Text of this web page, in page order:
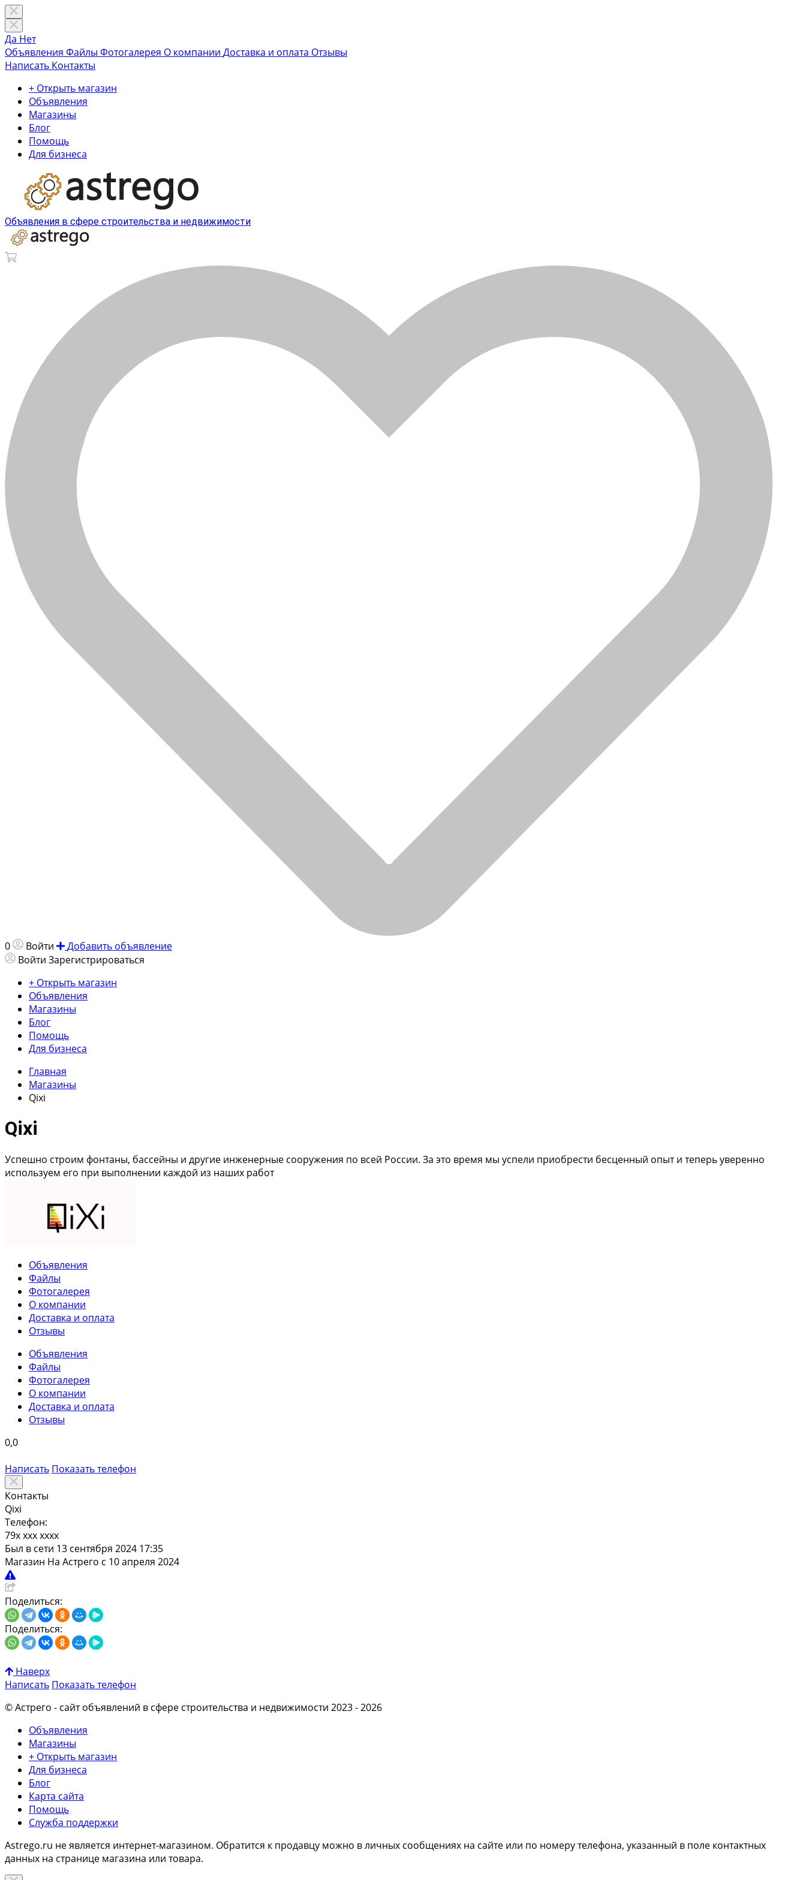
Да Нет
Объявления Файлы Фотогалерея О компании Доставка и оплата Отзывы
Написать Контакты
+ Открыть магазин
Объявления
Магазины
Блог
Помощь
Для бизнеса
Объявления в сфере строительства и недвижимости
0 Войти
Добавить объявление
Войти Зарегистрироваться
+ Открыть магазин
Объявления
Магазины
Блог
Помощь
Для бизнеса
Главная
Магазины
Qixi
Qixi
Успешно строим фонтаны, бассейны и другие инженерные сооружения по всей России. За это время мы успели приобрести бесценный опыт и теперь уверенно
используем его при выполнении каждой из наших работ
Объявления
Файлы
Фотогалерея
О компании
Доставка и оплата
Отзывы
Объявления
Файлы
Фотогалерея
О компании
Доставка и оплата
Отзывы
0,0
Написать Показатьтелефон
Контакты
Qixi
Телефон:
79x xxx xxxx
Был в сети 13 сентября 2024 17:35
Магазин На Астрего с 10 апреля 2024
Поделиться:
Поделиться:
Наверх
Написать Показатьтелефон
© Астрего - сайт объявлений в сфере строительства и недвижимости 2023 - 2026
Объявления
Магазины
+ Открыть магазин
Для бизнеса
Блог
Карта сайта
Помощь
Служба поддержки
Astrego.ru не является интернет-магазином. Обратится к продавцу можно в личных сообщениях на сайте или по номеру телефона, указанный в поле контактных
данных на странице магазина или товара.